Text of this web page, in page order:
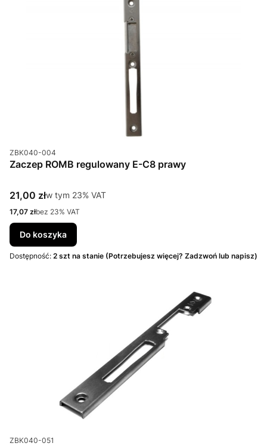
Kod produktu
ZBK040-004
Zaczep ROMB regulowany E-C8 prawy
Cena brutto
21,00 złw tym %s VAT
w tym 23% VAT
Cena netto
17,07 złbez 23% VAT
Do koszyka
Dostępność: 2 szt na stanie (Potrzebujesz więcej? Zadzwoń lub napisz)
Kod produktu
ZBK040-051